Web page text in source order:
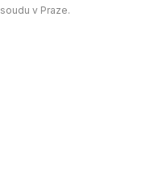
v Praze.